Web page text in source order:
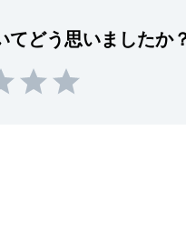
てどう思いましたか